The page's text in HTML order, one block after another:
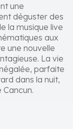
une
déguster des
la musique live
aux
une nouvelle
La vie
parfaite
dans la nuit,